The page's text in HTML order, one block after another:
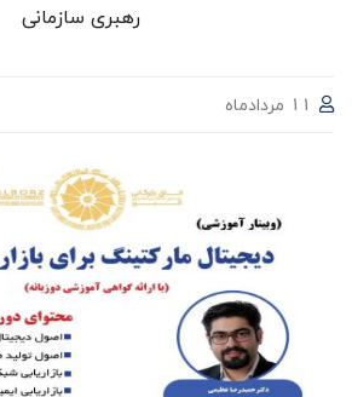
رهبری سازمانی
11 مردادماه